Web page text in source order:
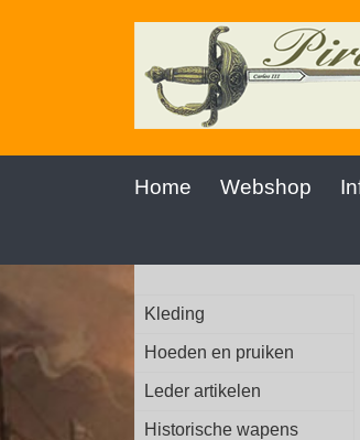
Home Webshop
Kleding
Hoeden en pruiken
Leder artikelen
Historische wapens